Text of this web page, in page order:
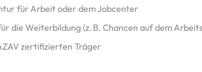
für Arbeit oder dem Jobcenter
die Weiterbildung (z. B. Chancen auf dem
zertifizierten Träger